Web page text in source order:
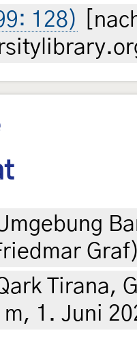
128)
Tirana,
m, 1. Juni